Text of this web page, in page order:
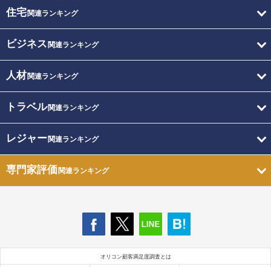
住宅関連ランキング
ビジネス 関連ランキング
人材関連ランキング
トラベル関連ランキング
レジャー関連ランキング
専門家評価関連ランキング
オリコン顧客満足度調査とは